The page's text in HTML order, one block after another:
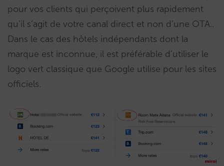
pour vos clients qui perçoivent plus rapidement
qu’il s’agit de votre canal direct et non d’une OTA..
Dans le cas des hôtels indépendants dont la
marque est inconnue, il est préférable d’utiliser le
logo vert classique que Google utilise pour les sites
officiels.